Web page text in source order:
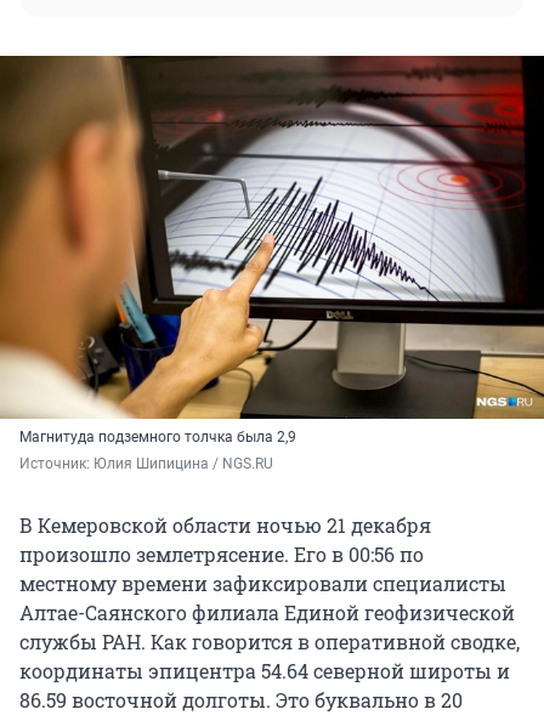
Магнитуда подземного толчка была 2,9
Источник: Юлия Шипицина / NGS.RU
В Кемеровской области ночью 21 декабря
произошло землетрясение. Его в 00:56 по
местному времени зафиксировали специалисты
Алтае-Саянского филиала Единой геофизической
службы РАН. Как говорится в оперативной сводке,
координаты эпицентра 54.64 северной широты и
86.59 восточной долготы. Это буквально в 20